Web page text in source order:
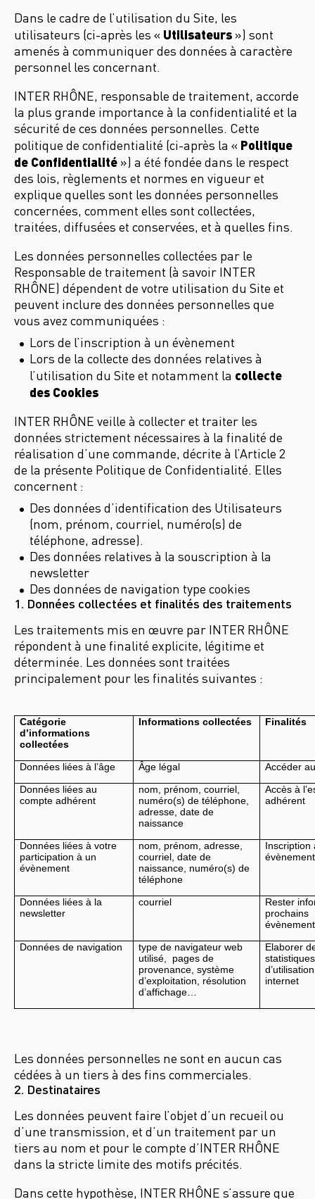
Dans le cadre de l’utilisation du Site, les
utilisateurs (ci-après les « Utilisateurs ») sont
amenés à communiquer des données à caractère
personnel les concernant.
INTER RHÔNE, responsable de traitement, accorde
la plus grande importance à la confidentialité et la
sécurité de ces données personnelles. Cette
politique de confidentialité (ci-après la « Politique
de Confidentialité ») a été fondée dans le respect
des lois, règlements et normes en vigueur et
explique quelles sont les données personnelles
concernées, comment elles sont collectées,
traitées, diffusées et conservées, et à quelles fins.
Les données personnelles collectées par le
Responsable de traitement (à savoir INTER
RHÔNE) dépendent de votre utilisation du Site et
peuvent inclure des données personnelles que
vous avez communiquées :
Lors de l’inscription à un évènement
Lors de la collecte des données relatives à
l’utilisation du Site et notamment la collecte
des Cookies
INTER RHÔNE veille à collecter et traiter les
données strictement nécessaires à la finalité de
réalisation d’une commande, décrite à l’Article 2
de la présente Politique de Confidentialité. Elles
concernent :
Des données d’identification des Utilisateurs
(nom, prénom, courriel, numéro(s) de
téléphone, adresse).
Des données relatives à la souscription à la
newsletter
Des données de navigation type cookies
1. Données collectées et finalités des traitements
Les traitements mis en œuvre par INTER RHÔNE
répondent à une finalité explicite, légitime et
déterminée. Les données sont traitées
principalement pour les finalités suivantes :
Catégorie
d’informations
collectées
Informations collectées Finalités
Données liées à l’âge Âge légal
Accéder
Données liées au
compte adhérent
nom, prénom, courriel,
numéro(s) de téléphone,
adresse, date de
naissance
Accès à
adhérent
Données liées à votre
participation à un
évènement
nom, prénom, adresse,
courriel, date de
naissance, numéro(s) de
téléphone
Inscription
évènement
Données liées à la
newsletter
courriel
Rester
prochains
Données de navigation
type de navigateur web
utilisé,  pages de
provenance, système
d’exploitation, résolution
d’affichage…
Elaborer
statistiques
internet
Les données personnelles ne sont en aucun cas
cédées à un tiers à des fins commerciales.
2. Destinataires
Les données peuvent faire l’objet d’un recueil ou
d’une transmission, et d’un traitement par un
tiers au nom et pour le compte d’INTER RHÔNE
dans la stricte limite des motifs précités.
Dans cette hypothèse, INTER RHÔNE s’assure que